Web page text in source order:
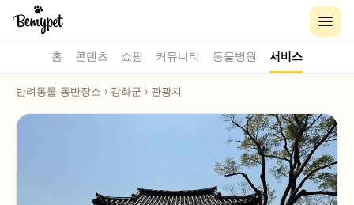
홈 콘텐츠 쇼핑 커뮤니티 동물병원 서비스
반려동물 동반장소 › 강화군 › 관광지